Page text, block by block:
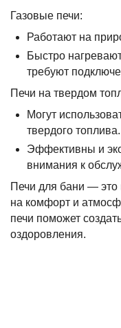
Газовые печи:
Работают на
Быстро
требуют
Печи на твердом
Могут
твердого топлива.
Эффективны и
внимания к
Печи для бани — это
на комфорт и
печи поможет
оздоровления.